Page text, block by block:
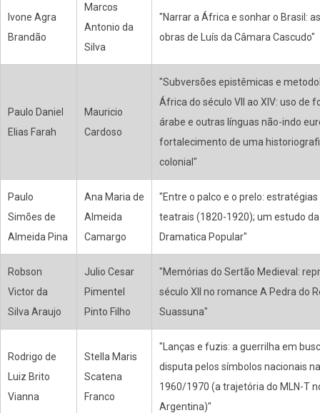
Ivone Agra
Brandão
Marcos
Antonio da
Silva
"Narrar a África e sonhar o Brasil:
obras de Luís da Câmara Cascudo"
Paulo Daniel
Elias Farah
Mauricio
Cardoso
"Subversões epistêmicas e
África do século VII ao XIV: uso de
árabe e outras línguas não-indo
fortalecimento de uma
colonial"
Paulo
Simões de
Almeida Pina
Ana Maria de
Almeida
Camargo
"Entre o palco e o prelo:
teatrais (1820-1920); um estudo
Dramatica Popular"
Robson
Victor da
Silva Araujo
Julio Cesar
Pimentel
Pinto Filho
"Memórias do Sertão Medieval:
século XII no romance A Pedra do
Suassuna"
Rodrigo de
Luiz Brito
Vianna
Stella Maris
Scatena
Franco
"Lanças e fuzis: a guerrilha em
disputa pelos símbolos nacionais
1960/1970 (a trajetória do MLN-T
Argentina)"